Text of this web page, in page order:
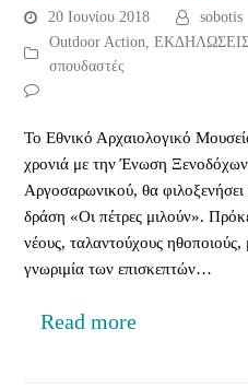
20 Ιουνίου 2018
sobotis
Outdoor Action ,
σπουδαστές
Το Εθνικό Αρχαιολογικό
χρονιά με την Ένωση
Αργοσαρωνικού, θα
δράση «Οι πέτρες μιλούν».
νέους, ταλαντούχους ηθοποιούς,
γνωριμία των επισκεπτών…
Read more